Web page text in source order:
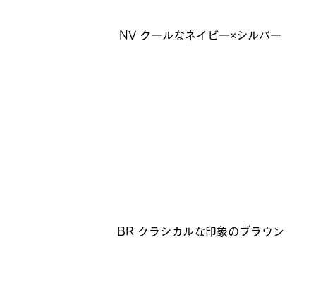
NV クールなネイビー×シルバー
BR クラシカルな印象のブラウン